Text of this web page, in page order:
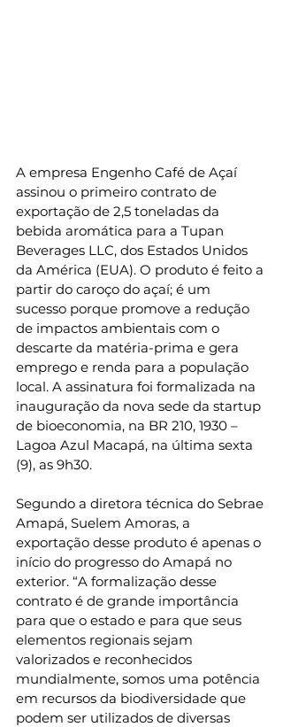
A empresa Engenho Café de Açaí
assinou o primeiro contrato de
exportação de 2,5 toneladas da
bebida aromática para a Tupan
Beverages LLC, dos Estados Unidos
da América (EUA). O produto é feito a
partir do caroço do açaí; é um
sucesso porque promove a redução
de impactos ambientais com o
descarte da matéria-prima e gera
emprego e renda para a população
local. A assinatura foi formalizada na
inauguração da nova sede da startup
de bioeconomia, na BR 210, 1930 –
Lagoa Azul Macapá, na última sexta
(9), as 9h30.
Segundo a diretora técnica do Sebrae
Amapá, Suelem Amoras, a
exportação desse produto é apenas o
início do progresso do Amapá no
exterior. “A formalização desse
contrato é de grande importância
para que o estado e para que seus
elementos regionais sejam
valorizados e reconhecidos
mundialmente, somos uma potência
em recursos da biodiversidade que
podem ser utilizados de diversas